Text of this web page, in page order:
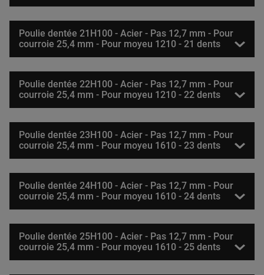
Poulie dentée 21H100 - Acier - Pas 12,7 mm - Pour
courroie 25,4 mm - Pour moyeu 1210 - 21 dents
Poulie dentée 22H100 - Acier - Pas 12,7 mm - Pour
courroie 25,4 mm - Pour moyeu 1210 - 22 dents
Poulie dentée 23H100 - Acier - Pas 12,7 mm - Pour
courroie 25,4 mm - Pour moyeu 1610 - 23 dents
Poulie dentée 24H100 - Acier - Pas 12,7 mm - Pour
courroie 25,4 mm - Pour moyeu 1610 - 24 dents
Poulie dentée 25H100 - Acier - Pas 12,7 mm - Pour
courroie 25,4 mm - Pour moyeu 1610 - 25 dents